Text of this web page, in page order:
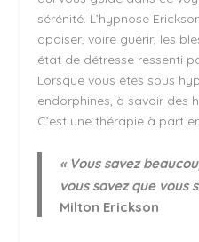
sérénité. L’hypnose
apaiser, voire guérir, les
état de détresse ressenti
Lorsque vous êtes sous
endorphines, à savoir des
C’est une thérapie à part
« Vous savez
vous savez que vous
Milton Erickson